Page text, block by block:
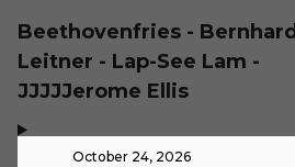
Beethovenfries - Bernhard
Leitner - Lap-See Lam -
JJJJJerome Ellis
October 24, 2026